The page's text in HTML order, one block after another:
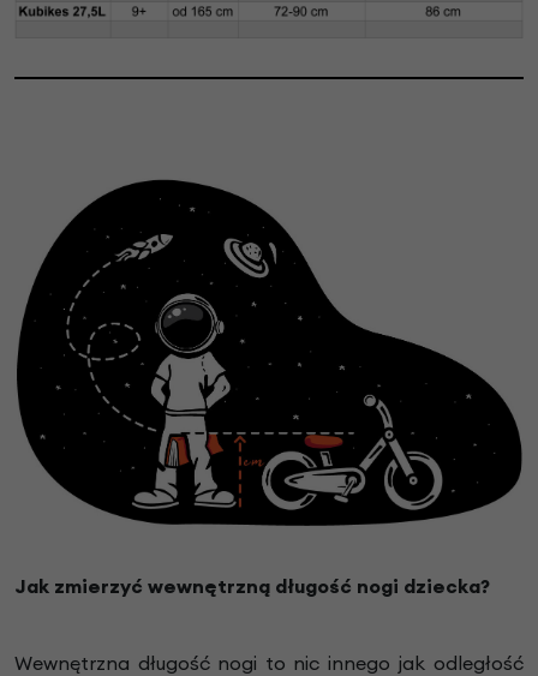
Jak zmierzyć wewnętrzną długość nogi dziecka?
Wewnętrzna długość nogi to nic innego jak odległość